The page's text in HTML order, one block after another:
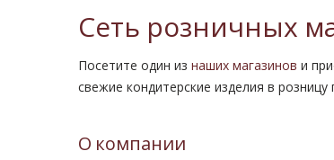
Сеть розничных
Посетите один из наших магазинов и
свежие кондитерские изделия в
О компании